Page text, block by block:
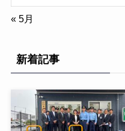
« 5月
新着記事